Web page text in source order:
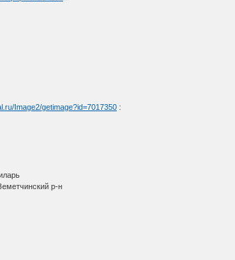
Image2/getimage?id=7017350 :
р-н